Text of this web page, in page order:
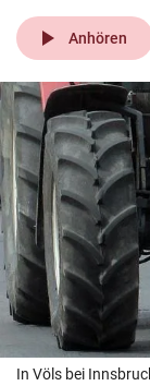
pin_drop
Wien
bookmark
search
Suchbegriff
eingeben
© Krone
Muthgasse 2,
play_arrow Anhören
In Völs bei